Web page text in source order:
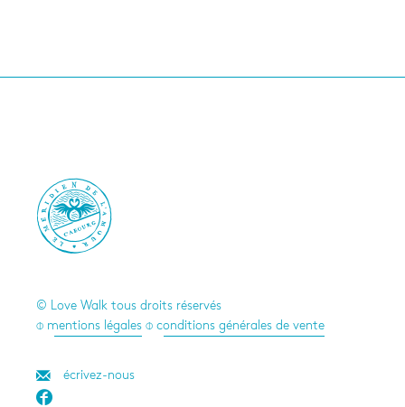

© Love Walk tous droits réservés
⌽ mentions légales ⌽ conditions générales de vente
écrivez-nous